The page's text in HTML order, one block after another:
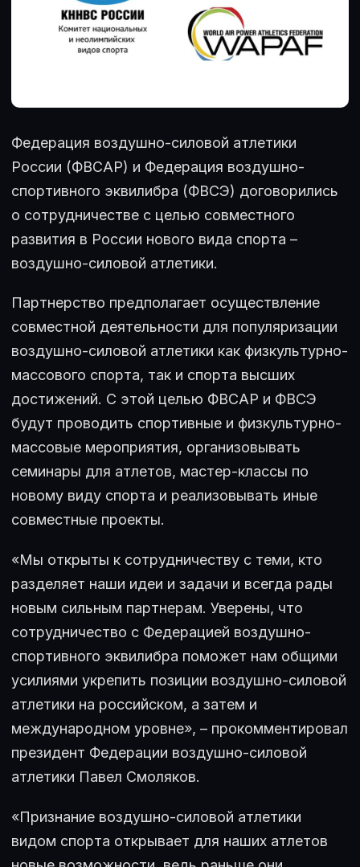
Федерация воздушно-силовой атлетики
России (ФВСАР) и Федерация воздушно-
спортивного эквилибра (ФВСЭ) договорились
о сотрудничестве с целью совместного
развития в России нового вида спорта –
воздушно-силовой атлетики.
Партнерство предполагает осуществление
совместной деятельности для популяризации
воздушно-силовой атлетики как физкультурно-
массового спорта, так и спорта высших
достижений. С этой целью ФВСАР и ФВСЭ
будут проводить спортивные и физкультурно-
массовые мероприятия, организовывать
семинары для атлетов, мастер-классы по
новому виду спорта и реализовывать иные
совместные проекты.
«Мы открыты к сотрудничеству с теми, кто
разделяет наши идеи и задачи и всегда рады
новым сильным партнерам. Уверены, что
сотрудничество с Федерацией воздушно-
спортивного эквилибра поможет нам общими
усилиями укрепить позиции воздушно-силовой
атлетики на российском, а затем и
международном уровне», – прокомментировал
президент Федерации воздушно-силовой
атлетики Павел Смоляков.
«Признание воздушно-силовой атлетики
видом спорта открывает для наших атлетов